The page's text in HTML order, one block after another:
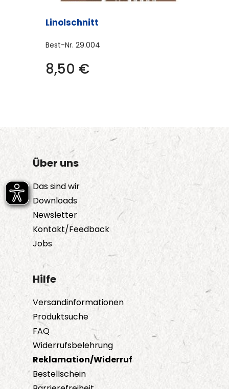
Linolschnitt
Best-Nr. 29.004
8,50 €
Über uns
Das sind wir
Downloads
Newsletter
Kontakt/Feedback
Jobs
Hilfe
Versandinformationen
Produktsuche
FAQ
Widerrufsbelehrung
Reklamation/Widerruf
Bestellschein